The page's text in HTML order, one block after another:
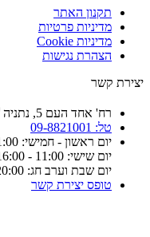
תקנון האתר
מדיניות פרטיות
מדיניות Cookie
הצהרת נגישות
יצירת קשר
רח' אחד העם 5, נתניה
טל: 09-8821001
יום ראשון - חמישי: 11:00 - 24:00
יום שישי: 11:00 - 16:00
יום שבת וערב חג: 20:00 - 24:00
טופס יצירת קשר